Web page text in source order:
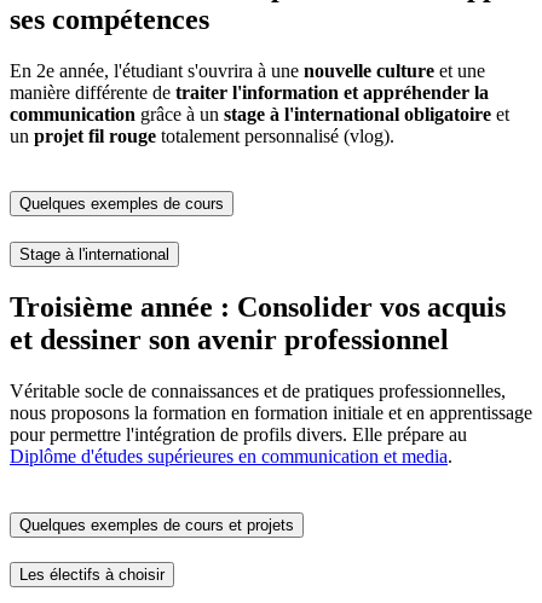
ses compétences
En 2e année, l'étudiant s'ouvrira à une nouvelle culture et une
manière différente de traiter l'information et appréhender la
communication grâce à un stage à l'international obligatoire et
un projet fil rouge totalement personnalisé (vlog).
Quelques exemples de cours
Stage à l'international
Troisième année : Consolider vos acquis
et dessiner son avenir professionnel
Véritable socle de connaissances et de pratiques professionnelles,
nous proposons la formation en formation initiale et en apprentissage
pour permettre l'intégration de profils divers. Elle prépare au
Diplôme d'études supérieures en communication et media.
Quelques exemples de cours et projets
Les électifs à choisir